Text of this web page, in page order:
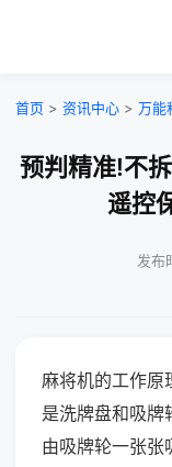
首页 > 资讯中心 > 万能
预判精准!不
遥控
发布
麻将机的工作原
是洗牌盘和吸牌
由吸牌轮一张张